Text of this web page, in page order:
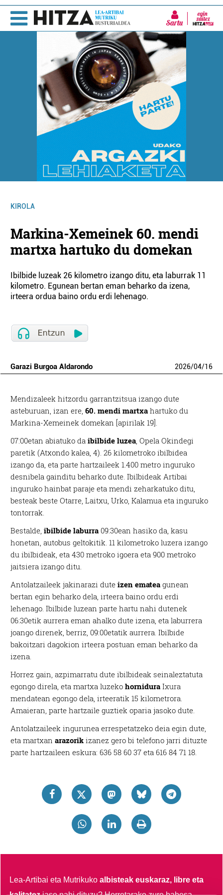
Sartu
KIROLA
Markina-Xemeinek 60. mendi
martxa hartuko du domekan
Ibilbide luzeak 26 kilometro izango ditu, eta laburrak 11
kilometro. Egunean bertan eman beharko da izena,
irteera ordua baino ordu erdi lehenago.
Garazi Burgoa Aldarondo 2026/04/16
Mendizaleek hitzordu garrantzitsua izango dute
asteburuan, izan ere, 60. mendi martxa hartuko du
Markina-Xemeinek domekan [apirilak 19].
07:00etan abiatuko daibilbide luzea, Opela Okindegi
paretik (Atxondo kalea, 4). 26 kilometroko ibilbidea
izango da, eta parte hartzaileek 1.400 metro inguruko
desnibela gainditu beharko dute. Ibilbideak Artibai
inguruko hainbat paraje eta mendi zeharkatuko ditu,
besteak beste Otarre, Laitxu, Urko, Kalamua eta inguruko
tontorrak.
Bestalde, ibilbide laburra 09:30ean hasiko da, kasu
honetan, autobus geltokitik. 11 kilometroko luzera izango
du ibilbideak, eta 430 metroko igoera eta 900 metroko
jaitsiera izango ditu.
Antolatzaileek jakinarazi duteizen ematea gunean
bertan egin beharko dela, irteera baino ordu erdi
lehenago. Ibilbide luzean parte hartu nahi dutenek
06:30etik aurrera eman ahalko dute izena, eta laburrera
joango direnek, berriz, 09:00etatik aurrera. Ibilbide
bakoitzari dagokion irteera postuan eman beharko da
izena.
Horrez gain, azpimarratu dute ibilbideak seinaleztatuta
egongo direla, eta martxa luzekohornidura Ixura
mendatean egongo dela, irteeratik 15 kilometrora.
Amaieran, parte hartzaile guztiek oparia jasoko dute.
Antolatzaileek ingurunea errespetatzeko deia egin dute,
eta martxanarazorik izanez gero bi telefono jarri dituzte
parte hartzaileen eskura: 636 58 60 37 eta 616 84 71 18.
Lea-Artibai eta Mutrikukoalbisteak euskaraz, libre eta